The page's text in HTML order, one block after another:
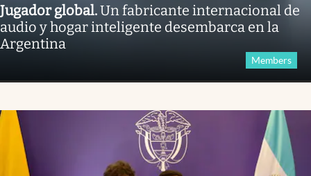
Jugador global.Un fabricante internacional de
audio y hogar inteligente desembarca en la
Argentina
Members